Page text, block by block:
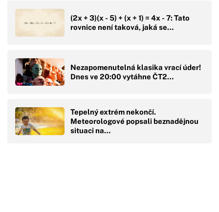
(2x + 3)(x - 5) + (x + 1) = 4x - 7: Tato
rovnice není taková, jaká se…
Nezapomenutelná klasika vrací úder!
Dnes ve 20:00 vytáhne ČT2…
Tepelný extrém nekončí.
Meteorologové popsali beznadějnou
situaci na…